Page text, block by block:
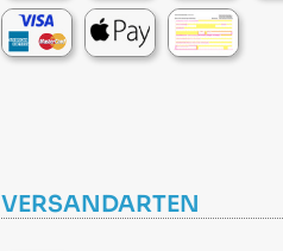
VERSANDARTEN